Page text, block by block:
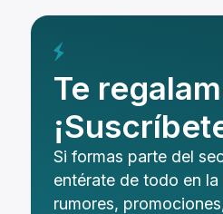
Te
Si formas parte del
entérate de todo en
rumores,